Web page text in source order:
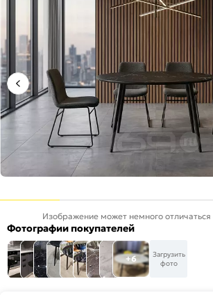
Изображение может немного отличаться
Фотографии покупателей
+6
Загрузить
фото